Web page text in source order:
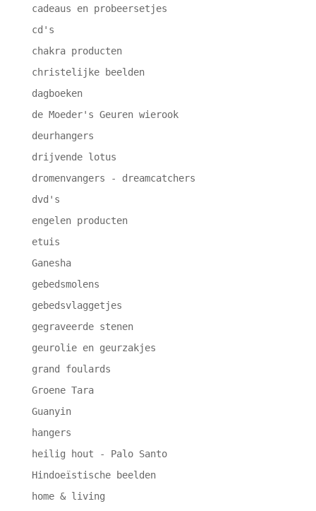
cadeaus en probeersetjes
cd's
chakra producten
christelijke beelden
dagboeken
de Moeder's Geuren wierook
deurhangers
drijvende lotus
dromenvangers - dreamcatchers
dvd's
engelen producten
etuis
Ganesha
gebedsmolens
gebedsvlaggetjes
gegraveerde stenen
geurolie en geurzakjes
grand foulards
Groene Tara
Guanyin
hangers
heilig hout - Palo Santo
Hindoeïstische beelden
home & living